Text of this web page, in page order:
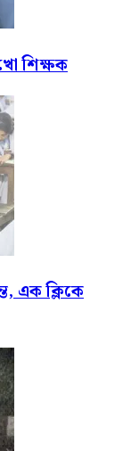
শিক্ষক
এক ক্লিকে